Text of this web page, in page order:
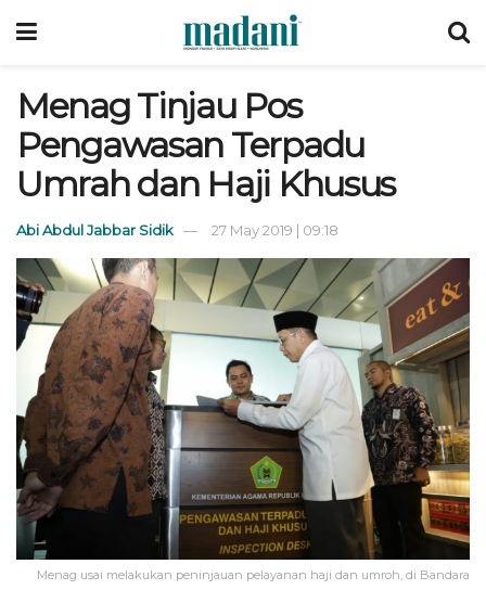
Menag Tinjau Pos
Pengawasan Terpadu
Umrah dan Haji Khusus
Abi Abdul Jabbar Sidik 27 May 2019 | 09:18
Menag usai melakukan peninjauan pelayanan haji dan umroh, di Bandara